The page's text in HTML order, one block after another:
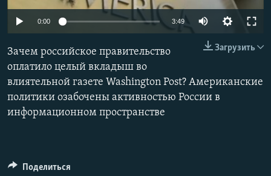
ПОБЕДИТЕЛЕЙ НЕ СУДЯТ?
КРЫМ.НЕПОКОРЕННЫЙ
ELIFBE
УКРАИНСКАЯ ПРОБЛЕМА КРЫМА
ПРИСОЕДИНЯЙТЕСЬ!
Все сайты RFE/RL
0:00 3:49
Загрузить
Зачем российское правительство
оплатило целый вкладыш во
влиятельной газете Washington Post? Американские
политики озабочены активностью России в
информационном пространстве
Поделиться